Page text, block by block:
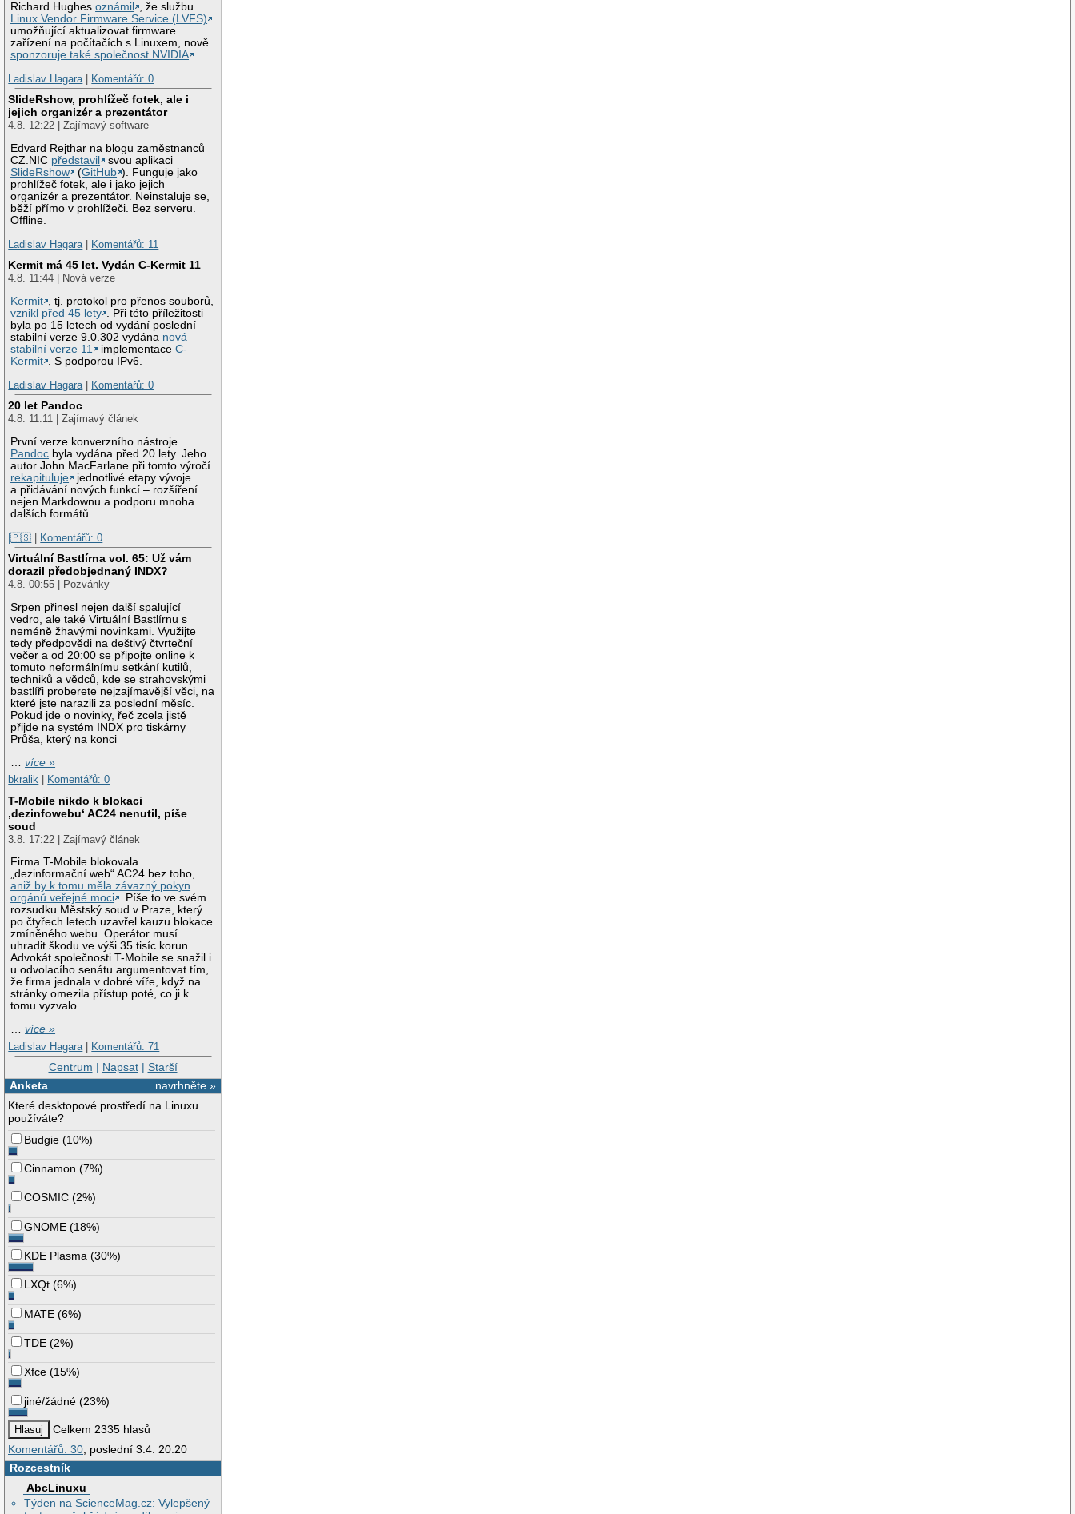
Richard Hughesoznámil
, že službu
Linux Vendor Firmware Service (LVFS)
umožňující aktualizovat firmware
zařízení na počítačích s Linuxem, nově
sponzoruje také společnost NVIDIA .
Ladislav Hagara | Komentářů: 0
SlideRshow, prohlížeč fotek, ale i
jejich organizér a prezentátor
4.8. 12:22 | Zajímavý software
Edvard Rejthar na blogu zaměstnanců
CZ.NIC představil
svou aplikaci
SlideRshow
(GitHub ). Funguje jako
prohlížeč fotek, ale i jako jejich
organizér a prezentátor. Neinstaluje se,
běží přímo v prohlížeči. Bez serveru.
Offline.
Ladislav Hagara | Komentářů: 11
Kermit má 45 let. Vydán C-Kermit 11
4.8. 11:44 | Nová verze
Kermit , tj. protokol pro přenos souborů,
vznikl před 45 lety . Při této příležitosti
byla po 15 letech od vydání poslední
stabilní verze 9.0.302 vydána nová
stabilní verze 11
implementaceC-
Kermit . S podporou IPv6.
Ladislav Hagara | Komentářů: 0
20 let Pandoc
4.8. 11:11 | Zajímavý článek
První verze konverzního nástroje
Pandoc byla vydána před 20 lety. Jeho
autor John MacFarlane při tomto výročí
rekapituluje
jednotlivé etapy vývoje
a přidávání nových funkcí – rozšíření
nejen Markdownu a podporu mnoha
dalších formátů.
|🇵🇸 | Komentářů: 0
Virtuální Bastlírna vol. 65: Už vám
dorazil předobjednaný INDX?
4.8. 00:55 | Pozvánky
Srpen přinesl nejen další spalující
vedro, ale také Virtuální Bastlírnu s
neméně žhavými novinkami. Využijte
tedy předpovědi na deštivý čtvrteční
večer a od 20:00 se připojte online k
tomuto neformálnímu setkání kutilů,
techniků a vědců, kde se strahovskými
bastlíři proberete nejzajímavější věci, na
které jste narazili za poslední měsíc.
Pokud jde o novinky, řeč zcela jistě
přijde na systém INDX pro tiskárny
Průša, který na konci
…více »
bkralik
Komentářů: 0
T-Mobile nikdo k blokaci
‚dezinfowebu‘ AC24 nenutil, píše
soud
3.8. 17:22 | Zajímavý článek
Firma T-Mobile blokovala
„dezinformační web“ AC24 bez toho,
aniž by k tomu měla závazný pokyn
orgánů veřejné moci . Píše to ve svém
rozsudku Městský soud v Praze, který
po čtyřech letech uzavřel kauzu blokace
zmíněného webu. Operátor musí
uhradit škodu ve výši 35 tisíc korun.
Advokát společnosti T-Mobile se snažil i
u odvolacího senátu argumentovat tím,
že firma jednala v dobré víře, když na
stránky omezila přístup poté, co ji k
tomu vyzvalo
…více »
Ladislav Hagara | Komentářů: 71
Centrum | Napsat| Starší
navrhněte »
Anketa
Které desktopové prostředí na Linuxu
používáte?
Budgie (10%)
Cinnamon (7%)
COSMIC (2%)
GNOME (18%)
KDE Plasma (30%)
LXQt (6%)
MATE (6%)
TDE (2%)
Xfce (15%)
jiné/žádné (23%)
Celkem 2335 hlasů
Komentářů: 30, poslední 3.4. 20:20
Rozcestník
AbcLinuxu
Týden na ScienceMag.cz: Vylepšený